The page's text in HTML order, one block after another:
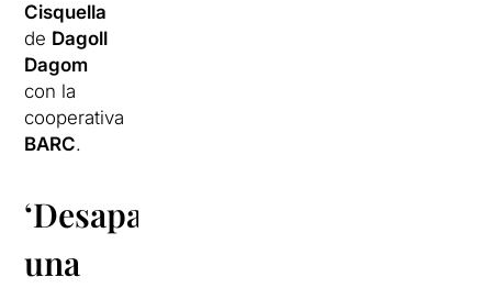
Cisquella
de Dagoll
Dagom
con la
cooperativa
BARC.
‘Desaparellats’,
una